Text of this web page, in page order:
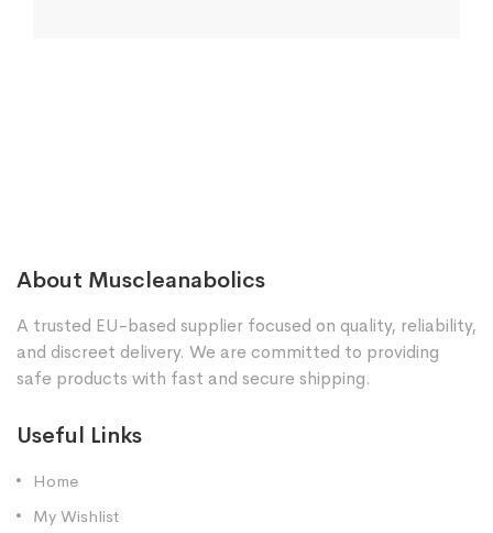
About Muscleanabolics
A trusted EU-based supplier focused on quality, reliability,
and discreet delivery. We are committed to providing
safe products with fast and secure shipping.
Useful Links
Home
My Wishlist